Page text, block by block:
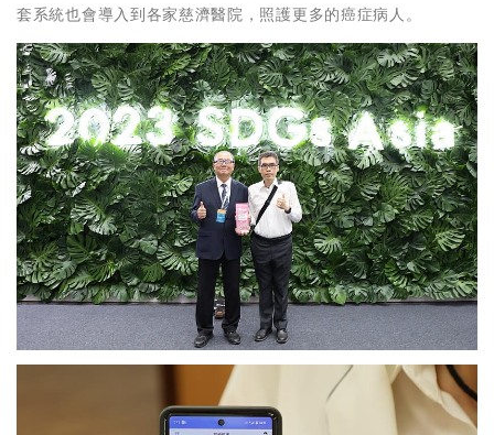
套系統也會導入到各家慈濟醫院，照護更多的癌症病人。